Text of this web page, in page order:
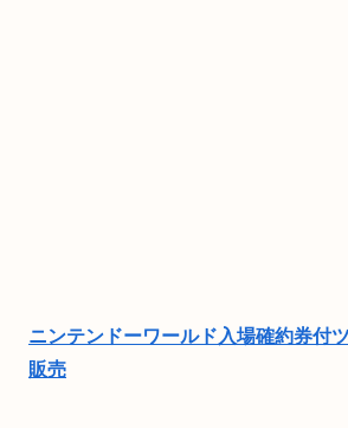
ニンテンドーワールド入場確約券付
販売